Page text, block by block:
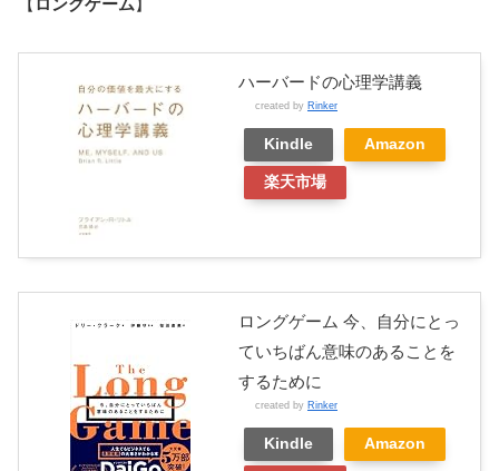
【 ロングゲーム 】
ハーバードの心理学講義
created by Rinker
Kindle Amazon
楽天市場
ロングゲーム 今、自分にとっ
ていちばん意味のあることを
するために
created by Rinker
Kindle Amazon